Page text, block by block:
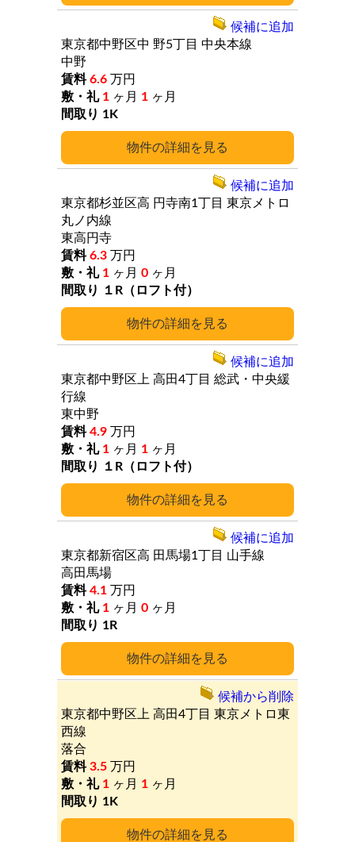
詳細
東京都中野区中 野5丁目 中央本線
中野
6.6 万円
1 ヶ月 1 ヶ月
1K
候補に追加
詳細
東京都杉並区高 円寺南1丁目 東京メトロ
丸ノ内線
東高円寺
6.3 万円
1 ヶ月 0 ヶ月
１R（ロフト付）
候補に追加
詳細
東京都中野区上 高田4丁目 総武・中央緩
行線
東中野
4.9 万円
1 ヶ月 1 ヶ月
１R（ロフト付）
候補に追加
詳細
東京都新宿区高 田馬場1丁目 山手線
高田馬場
4.1 万円
1 ヶ月 0 ヶ月
1R
候補に追加
詳細
東京都中野区上 高田4丁目 東京メトロ東
西線
落合
3.5 万円
1 ヶ月 1 ヶ月
1K
候補から削除